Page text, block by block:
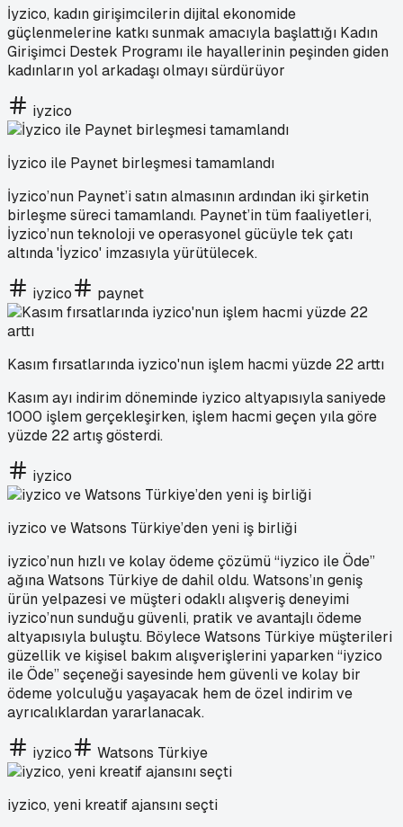
İyzico, kadın girişimcilerin dijital ekonomide
güçlenmelerine katkı sunmak amacıyla başlattığı Kadın
Girişimci Destek Programı ile hayallerinin peşinden giden
kadınların yol arkadaşı olmayı sürdürüyor
iyzico
İyzico ile Paynet birleşmesi tamamlandı
İyzico’nun Paynet’i satın almasının ardından iki şirketin
birleşme süreci tamamlandı. Paynet’in tüm faaliyetleri,
İyzico’nun teknoloji ve operasyonel gücüyle tek çatı
altında 'İyzico' imzasıyla yürütülecek.
iyzico paynet
Kasım fırsatlarında iyzico'nun işlem hacmi yüzde 22 arttı
Kasım ayı indirim döneminde iyzico altyapısıyla saniyede
1000 işlem gerçekleşirken, işlem hacmi geçen yıla göre
yüzde 22 artış gösterdi.
iyzico
iyzico ve Watsons Türkiye’den yeni iş birliği
iyzico’nun hızlı ve kolay ödeme çözümü “iyzico ile Öde”
ağına Watsons Türkiye de dahil oldu. Watsons’ın geniş
ürün yelpazesi ve müşteri odaklı alışveriş deneyimi
iyzico’nun sunduğu güvenli, pratik ve avantajlı ödeme
altyapısıyla buluştu. Böylece Watsons Türkiye müşterileri
güzellik ve kişisel bakım alışverişlerini yaparken “iyzico
ile Öde” seçeneği sayesinde hem güvenli ve kolay bir
ödeme yolculuğu yaşayacak hem de özel indirim ve
ayrıcalıklardan yararlanacak.
iyzico Watsons Türkiye
iyzico, yeni kreatif ajansını seçti